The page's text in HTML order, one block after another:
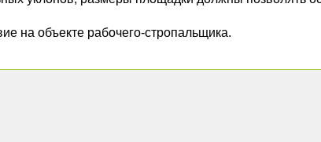
на объекте рабочего-стропальщика.